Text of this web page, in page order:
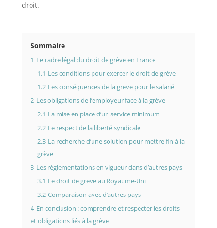
droit.
Sommaire
1 Le cadre légal du droit de grève en France
1.1 Les conditions pour exercer le droit de grève
1.2 Les conséquences de la grève pour le salarié
2 Les obligations de l’employeur face à la grève
2.1 La mise en place d’un service minimum
2.2 Le respect de la liberté syndicale
2.3 La recherche d’une solution pour mettre fin à la
grève
3 Les réglementations en vigueur dans d’autres pays
3.1 Le droit de grève au Royaume-Uni
3.2 Comparaison avec d’autres pays
4 En conclusion : comprendre et respecter les droits
et obligations liés à la grève